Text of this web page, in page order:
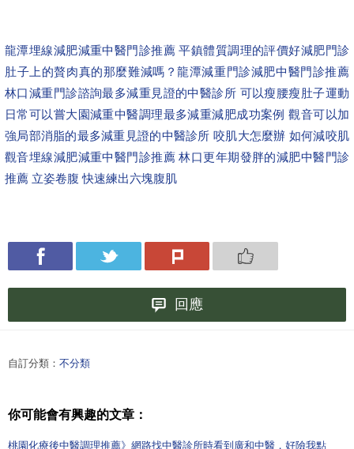
龍潭埋線減肥減重中醫門診推薦 平鎮體質調理的評價好減肥門診
肚子上的贅肉真的那麼難減嗎？龍潭減重門診減肥中醫門診推薦
林口減重門診諮詢最多減重見證的中醫診所 可以瘦腰瘦肚子運動
日常可以嘗大園減重中醫調理最多減重減肥成功案例 觀音可以加
強局部消脂的最多減重見證的中醫診所 咬肌大怎麼辦 如何減咬肌
觀音埋線減肥減重中醫門診推薦 林口更年期發胖的減肥中醫門診
推薦 立姿卷腹 快速練出六塊腹肌
回應
自訂分類： 不分類
你可能會有興趣的文章：
桃園化療後中醫調理推薦》網路找中醫診所時看到廣和中醫，好險我點